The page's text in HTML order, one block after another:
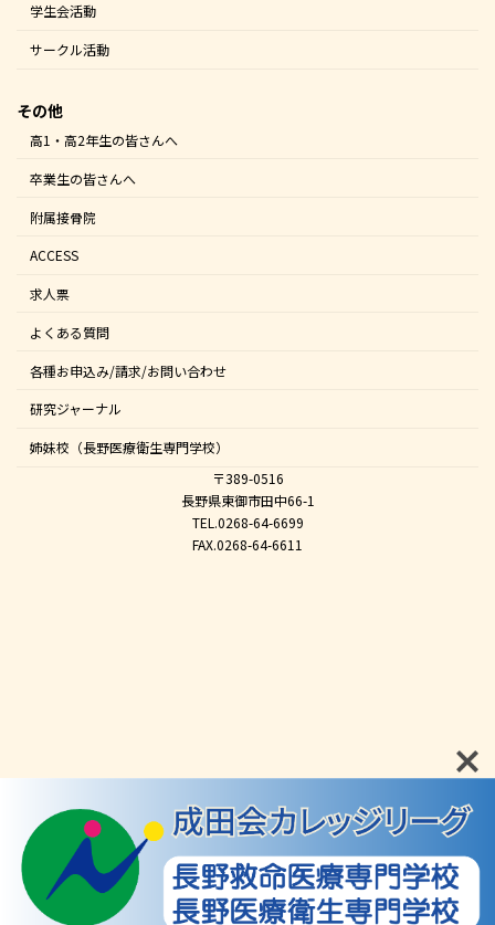
学生会活動
サークル活動
その他
高1・高2年生の皆さんへ
卒業生の皆さんへ
附属接骨院
ACCESS
求人票
よくある質問
各種お申込み/請求/お問い合わせ
研究ジャーナル
姉妹校（長野医療衛生専門学校）
〒389-0516
長野県東御市田中66-1
TEL.0268-64-6699
FAX.0268-64-6611
Copyright © 成田会 All Rights Reserved.